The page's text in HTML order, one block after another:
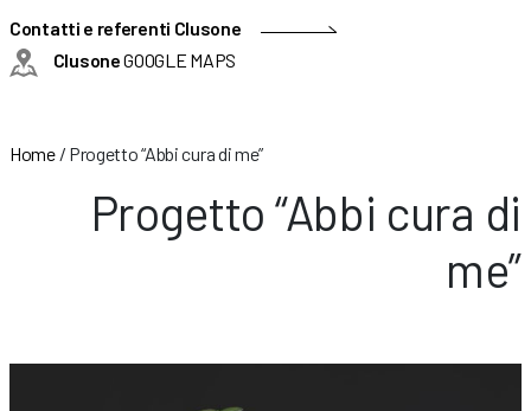
Contatti e referenti Clusone
ClusoneGOOGLE MAPS
Home/ Progetto “Abbi cura di me”
Progetto “Abbi cura di
me”